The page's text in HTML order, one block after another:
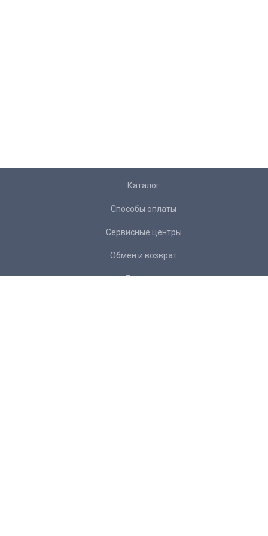
Каталог
Способы оплаты
Сервисные центры
Обмен и возврат
Доставка